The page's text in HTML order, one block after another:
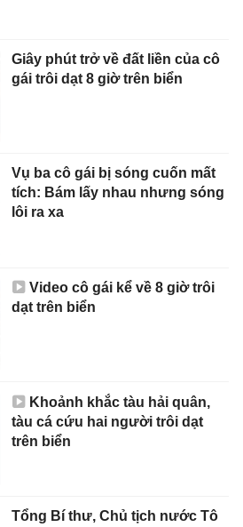
Giây phút trở về đất liền của cô
gái trôi dạt 8 giờ trên biển
Vụ ba cô gái bị sóng cuốn mất
tích: Bám lấy nhau nhưng sóng
lôi ra xa
Video cô gái kể về 8 giờ trôi
dạt trên biển
Khoảnh khắc tàu hải quân,
tàu cá cứu hai người trôi dạt
trên biển
Tổng Bí thư, Chủ tịch nước Tô